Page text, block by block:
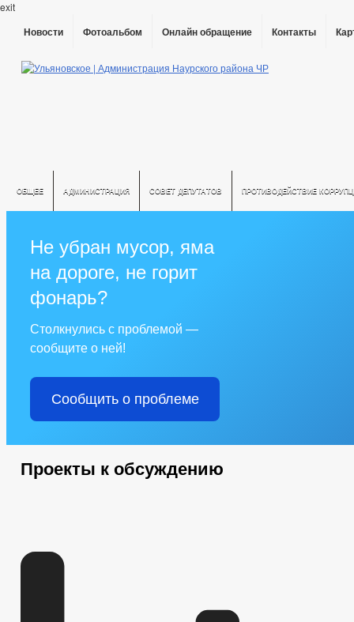
exit
Новости Фотоальбом Онлайн обращение Контакты
ОБЩЕЕ АДМИНИСТРАЦИЯ СОВЕТ ДЕПУТАТОВ ПРОТИВОДЕЙСТВИЕ
Не убран мусор, яма
на дороге, не горит
фонарь?
Столкнулись с проблемой —
сообщите о ней!
Сообщить о проблеме
Проекты к обсуждению